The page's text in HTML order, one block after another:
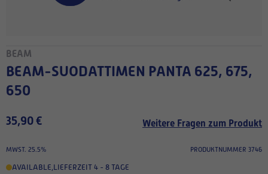
BEAM
BEAM-SUODATTIMEN PANTA 625, 675,
650
35,90 € Weitere Fragen zum Produkt
MWST. 25.5% PRODUKTNUMMER 3746
AVAILABLE LIEFERZEIT 4 - 8 TAGE